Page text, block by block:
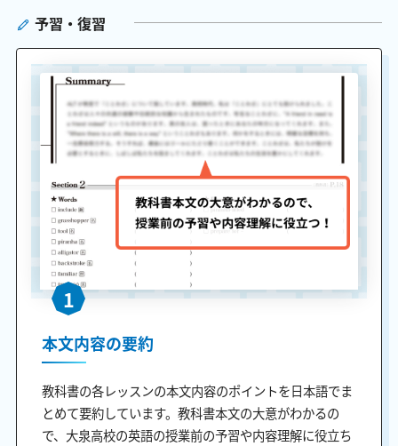
予習・復習
1
本文内容の要約
教科書の各レッスンの本文内容のポイントを日本語でま
とめて要約しています。教科書本文の大意がわかるの
で、大泉高校の英語の授業前の予習や内容理解に役立ち